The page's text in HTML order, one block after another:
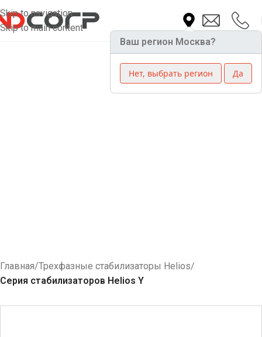
Skip to navigation
Skip to main content
Трехфазный
Главная Трехфазные стабилизаторы Helios
Серия стабилизаторов Helios Y
Ваш регион Москва?
Нет, выбрать регион Да